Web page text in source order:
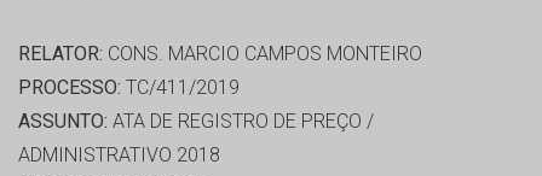
RELATOR: CONS. MARCIO CAMPOS MONTEIRO
PROCESSO: TC/411/2019
ASSUNTO: ATA DE REGISTRO DE PREÇO /
ADMINISTRATIVO 2018